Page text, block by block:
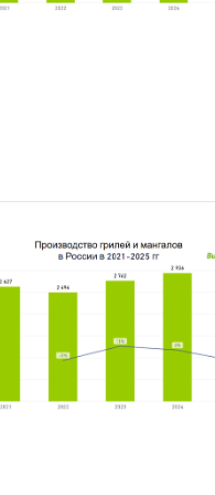
инвестиционной